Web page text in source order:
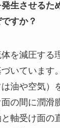
生させるた
すか？
を減圧する
いています
油や空気）
の間に潤滑
軸受け面の